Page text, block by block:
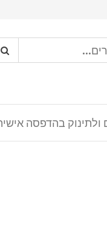
ולתינוק בהדפסה